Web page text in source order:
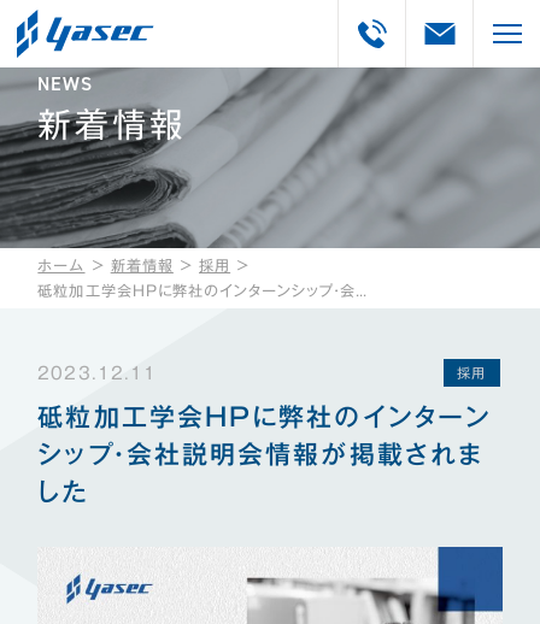
NEWS
新着情報
ホーム ＞ 新着情報 ＞採用
＞
2023.12.11 採用
砥粒加工学会HPに弊社のインターン
シップ・会社説明会情報が掲載されま
した